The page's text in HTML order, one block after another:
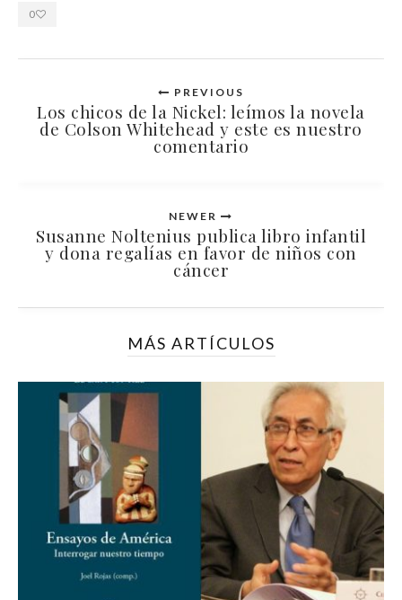
0
PREVIOUS
Los chicos de la Nickel: leímos la novela
de Colson Whitehead y este es nuestro
comentario
NEWER
Susanne Noltenius publica libro infantil
y dona regalías en favor de niños con
cáncer
MÁS ARTÍCULOS